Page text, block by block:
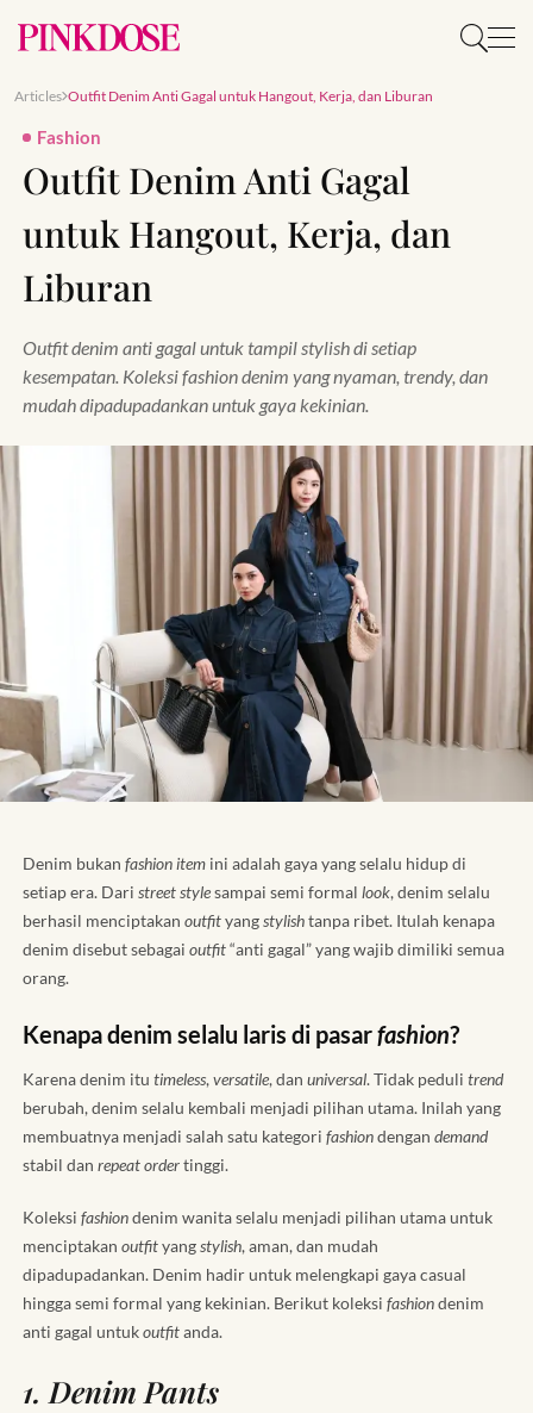
Articles Outfit Denim Anti Gagal untuk Hangout, Kerja, dan Liburan
Fashion
Outfit Denim Anti Gagal
untuk Hangout, Kerja, dan
Liburan
Outfit denim anti gagal untuk tampil stylish di setiap
kesempatan. Koleksi fashion denim yang nyaman, trendy, dan
mudah dipadupadankan untuk gaya kekinian.
Denim bukan fashion item ini adalah gaya yang selalu hidup di
setiap era. Dari street stylesampai semi formal look, denim selalu
berhasil menciptakan outfityangstylishtanpa ribet. Itulah kenapa
denim disebut sebagai outfit“anti gagal” yang wajib dimiliki semua
orang.
Kenapa denim selalu laris di pasarfashion?
Karena denim itu timeless,versatile, dan universal. Tidak peduli trend
berubah, denim selalu kembali menjadi pilihan utama. Inilah yang
membuatnya menjadi salah satu kategori fashiondengan demand
stabil dan repeat ordertinggi.
Koleksi fashiondenim wanita selalu menjadi pilihan utama untuk
menciptakan outfityangstylish, aman, dan mudah
dipadupadankan. Denim hadir untuk melengkapi gaya casual
hingga semi formal yang kekinian. Berikut koleksi fashiondenim
anti gagal untukoutfitanda.
1. Denim Pants